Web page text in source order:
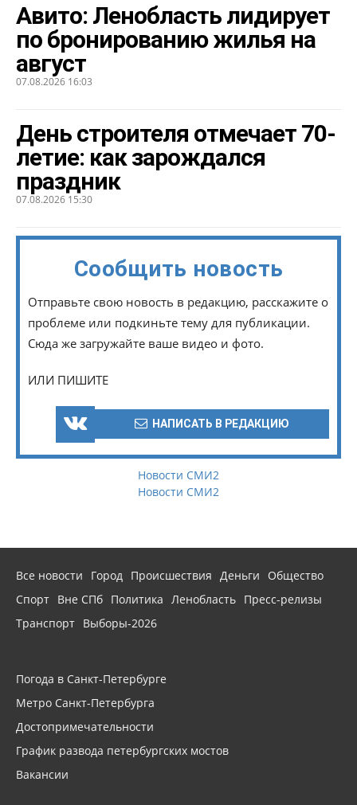
Авито: Ленобласть лидирует
по бронированию жилья на
август
07.08.2026 16:03
День строителя отмечает 70-
летие: как зарождался
праздник
07.08.2026 15:30
Сообщить новость
Отправьте свою новость в редакцию, расскажите о
проблеме или подкиньте тему для публикации.
Сюда же загружайте ваше видео и фото.
ИЛИ ПИШИТЕ
НАПИСАТЬ В РЕДАКЦИЮ
Новости СМИ2
Новости СМИ2
Все новости Город Происшествия Деньги
Общество
Спорт Вне СПб Политика Ленобласть Пресс-релизы
Транспорт Выборы-2026
Погода в Санкт-Петербурге
Метро Санкт-Петербурга
Достопримечательности
График развода петербургских мостов
Вакансии